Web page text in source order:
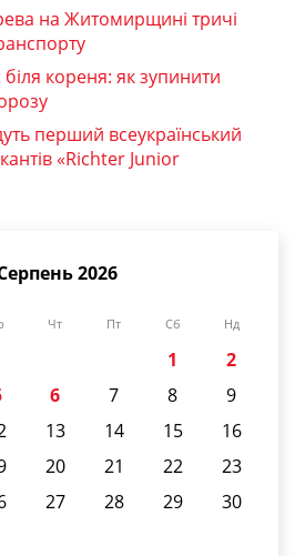
на Житомирщині тричі
біля кореня: як зупинити
перший всеукраїнський
«Richter Junior
2026
Чт Пт Сб Нд
1
2
6 7 8
9
13 14 15
16
20 21 22
23
27 28 29
30